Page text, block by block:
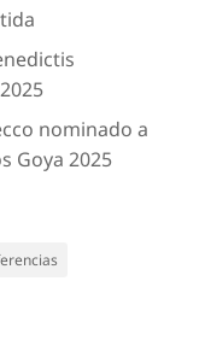
nominado a
Goya 2025